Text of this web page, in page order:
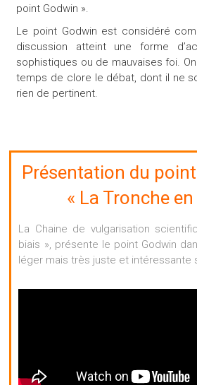
point Godwin ».
Le point Godwin est considéré
discussion atteint une forme
sophistiques ou de mauvaises foi.
temps de clore le débat, dont il ne
rien de pertinent.
Présentation du
« La Tronche
La Chaine de vulgarisation
biais », présente le point Godwin
léger mais très juste et intéressante